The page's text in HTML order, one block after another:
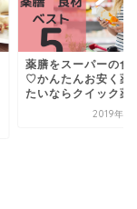
薬膳をスーパーの食
♡かんたんお安く薬
たいならクイック薬
2019年11